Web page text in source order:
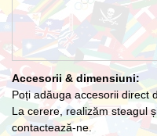
Accesorii & dimensiuni:
Poți adăuga accesorii direct
La cerere, realizăm steagul
contactează-ne.